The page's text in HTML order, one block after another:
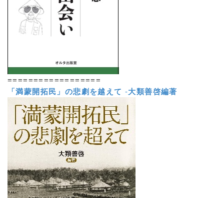
==================
「満蒙開拓民」の悲劇を越えて -大類善啓編著